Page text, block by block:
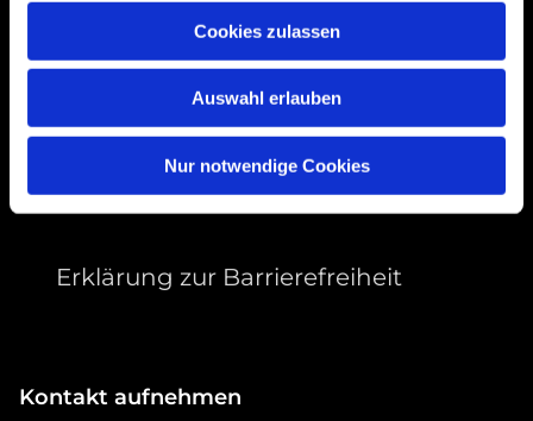
Cookies zulassen
Auswahl erlauben
Nur notwendige Cookies
Accept cookies
Erklärung zur Barrierefreiheit
Kontakt aufnehmen